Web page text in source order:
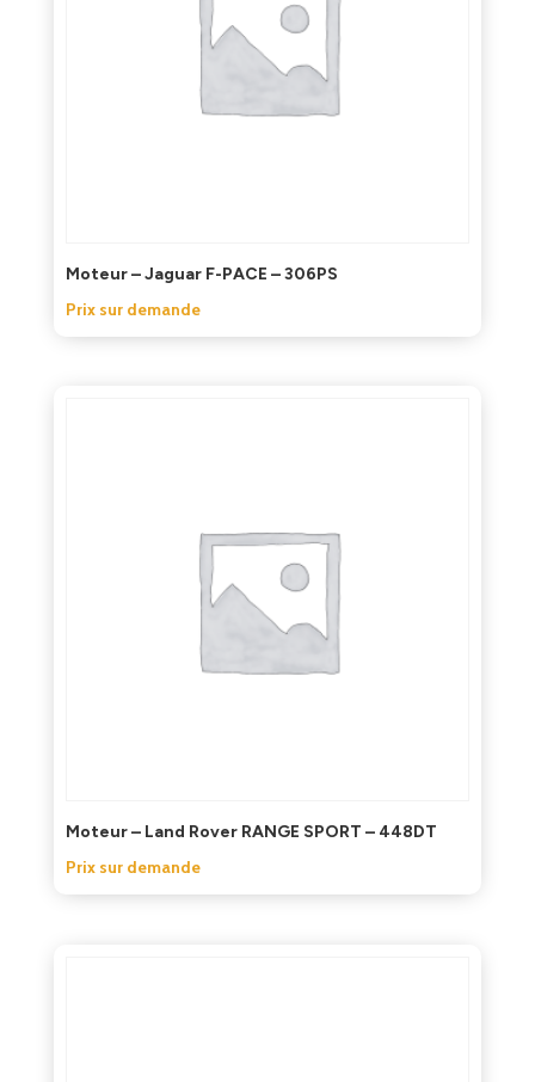
Moteur – Jaguar F-PACE – 306PS
Prix sur demande
Moteur – Land Rover RANGE SPORT – 448DT
Prix sur demande